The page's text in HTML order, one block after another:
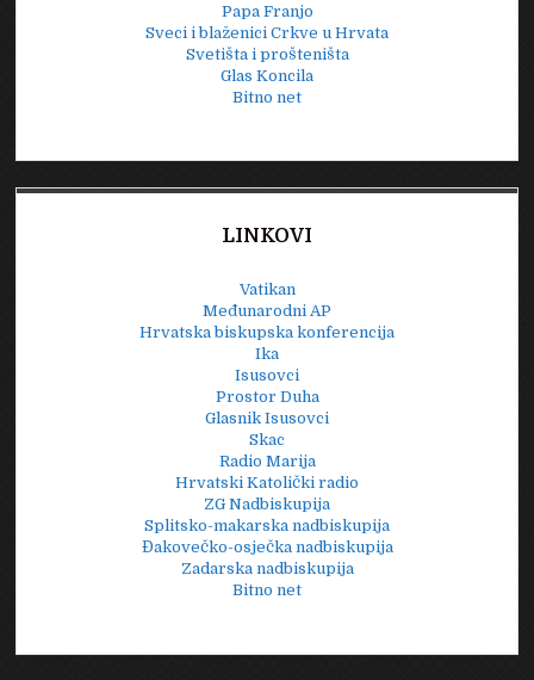
Papa Franjo
Sveci i blaženici Crkve u Hrvata
Svetišta i prošteništa
Glas Koncila
Bitno net
LINKOVI
Vatikan
Međunarodni AP
Hrvatska biskupska konferencija
Ika
Isusovci
Prostor Duha
Glasnik Isusovci
Skac
Radio Marija
Hrvatski Katolički radio
ZG Nadbiskupija
Splitsko-makarska nadbiskupija
Đakovečko-osječka nadbiskupija
Zadarska nadbiskupija
Bitno net